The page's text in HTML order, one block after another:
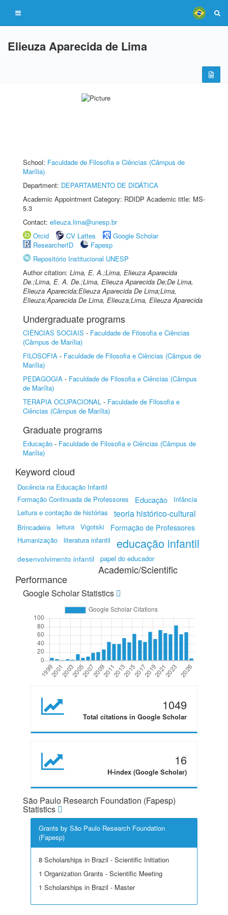
Elieuza Aparecida de Lima
School: Faculdade de Filosofia e Ciências (Câmpus de
Marília)
Department: DEPARTAMENTO DE DIDÁTICA
Academic Appointment Category: RDIDP Academic title: MS-
5.3
Contact: elieuza.lima@unesp.br
Orcid
CV Lattes
Google Scholar
ResearcherID
Fapesp
Repositório Institucional UNESP
Author citation: Lima, E. A.;Lima, Elieuza Aparecida
De.;Lima, E. A. De.;Lima, Elieuza Aparecida De;De Lima,
Elieuza Aparecida;Elieuza Aparecida De Lima;Lima,
Elieuza;Aparecida De Lima, Elieuza;Lima, Elieuza Aparecida
Undergraduate programs
CIÊNCIAS SOCIAIS - Faculdade de Filosofia e Ciências
(Câmpus de Marília)
FILOSOFIA - Faculdade de Filosofia e Ciências (Câmpus de
Marília)
PEDAGOGIA - Faculdade de Filosofia e Ciências (Câmpus
de Marília)
TERAPIA OCUPACIONAL - Faculdade de Filosofia e
Ciências (Câmpus de Marília)
Graduate programs
Educação - Faculdade de Filosofia e Ciências (Câmpus de
Marília)
Keyword cloud
Docência na Educação Infantil
Formação Continuada de Professores
Educação
Infância
Leitura e contação de histórias
teoria histórico-cultural
Brincadeira leitura Vigotski Formação de Professores
Humanização literatura infantil educação infantil
desenvolvimento infantil papel do educador
Academic/Scientific
Performance
Google Scholar Statistics
1049
Total citations in Google Scholar
16
H-index (Google Scholar)
São Paulo Research Foundation (Fapesp)
Statistics
Grants by São Paulo Research Foundation
(Fapesp)
8 Scholarships in Brazil - Scientific Initiation
1 Organization Grants - Scientific Meeting
1 Scholarships in Brazil - Master